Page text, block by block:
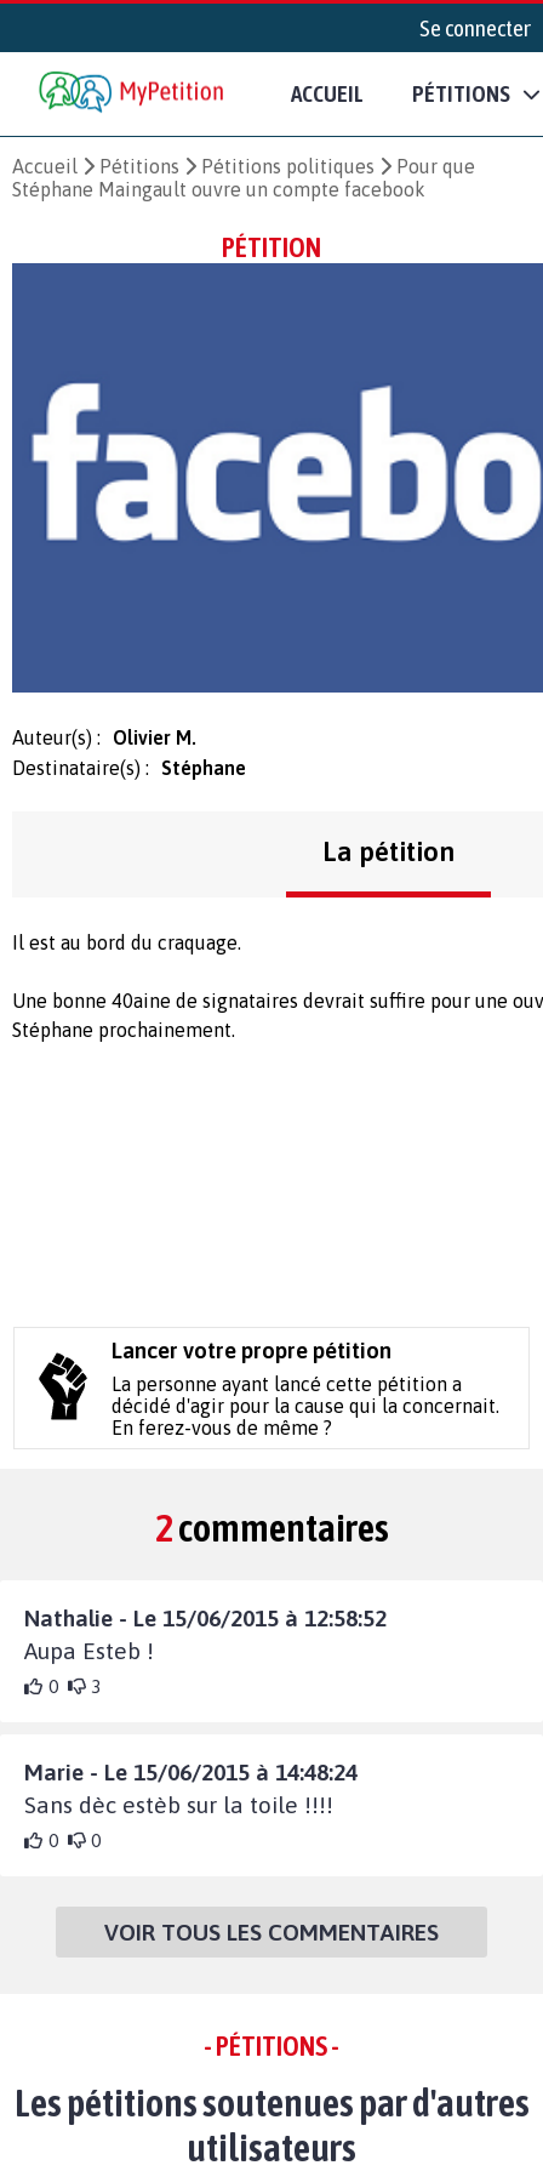
Se connecter
ACCUEIL PÉTITIONS
Accueil Pétitions Pétitions politiques
Pour que
Stéphane Maingault ouvre un compte facebook
PÉTITION
Auteur(s) :
Olivier M.
Destinataire(s) :
Stéphane
La pétition
Il est au bord du craquage.
Une bonne 40aine de signataires devrait suffire pour une
Stéphane prochainement.
Lancer votre propre pétition
La personne ayant lancé cette pétition a
décidé d'agir pour la cause qui la concernait.
En ferez-vous de même ?
2commentaires
Nathalie - Le 15/06/2015 à 12:58:52
Aupa Esteb !
0 3
Marie - Le 15/06/2015 à 14:48:24
Sans dèc estèb sur la toile !!!!
0 0
VOIR TOUS LES COMMENTAIRES
- PÉTITIONS -
Les pétitions soutenues par d'autres
utilisateurs